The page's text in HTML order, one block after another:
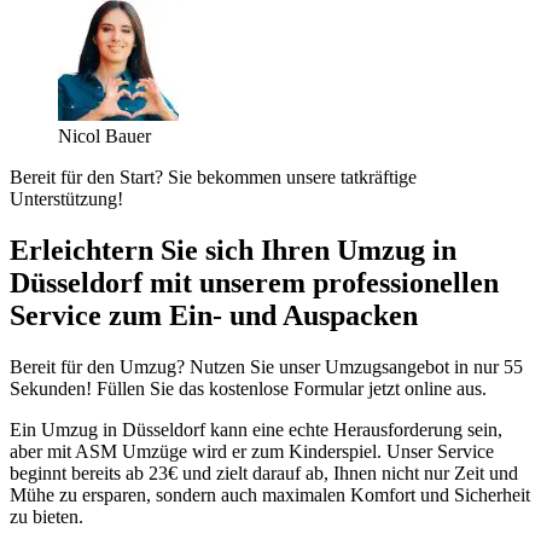
Nicol Bauer
Bereit für den Start? Sie bekommen unsere tatkräftige
Unterstützung!
Erleichtern Sie sich Ihren Umzug in
Düsseldorf mit unserem professionellen
Service zum Ein- und Auspacken
Bereit für den Umzug? Nutzen Sie unser Umzugsangebot in nur 55
Sekunden! Füllen Sie das kostenlose Formular jetzt online aus.
Ein Umzug in Düsseldorf kann eine echte Herausforderung sein,
aber mit ASM Umzüge wird er zum Kinderspiel. Unser Service
beginnt bereits ab 23€ und zielt darauf ab, Ihnen nicht nur Zeit und
Mühe zu ersparen, sondern auch maximalen Komfort und Sicherheit
zu bieten.